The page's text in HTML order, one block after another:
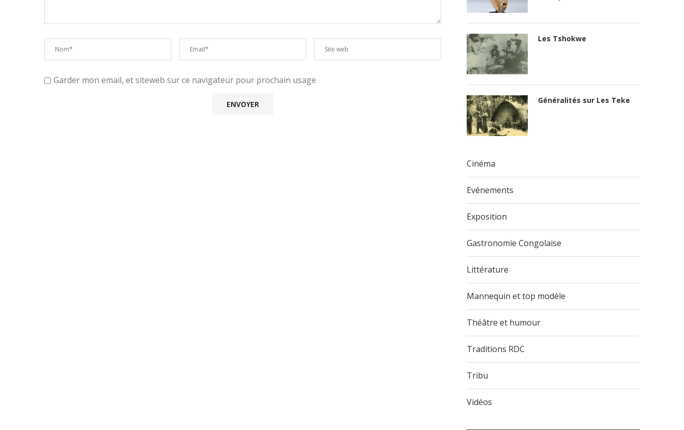
Garder mon email, et siteweb sur ce navigateur pour prochain usage
Les Tshokwe
Généralités sur Les Teke
Cinéma
Evénements
Exposition
Gastronomie Congolaise
Littérature
Mannequin et top modèle
Théâtre et humour
Traditions RDC
Tribu
Vidéos